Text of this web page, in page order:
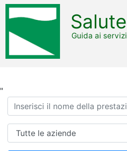
"
Salute
Guida ai servizi
Ricerca
Azienda